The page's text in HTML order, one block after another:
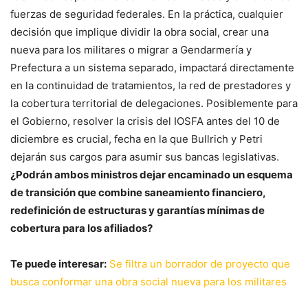
fuerzas de seguridad federales. En la práctica, cualquier
decisión que implique dividir la obra social, crear una
nueva para los militares o migrar a Gendarmería y
Prefectura a un sistema separado, impactará directamente
en la continuidad de tratamientos, la red de prestadores y
la cobertura territorial de delegaciones. Posiblemente para
el Gobierno, resolver la crisis del IOSFA antes del 10 de
diciembre es crucial, fecha en la que Bullrich y Petri
dejarán sus cargos para asumir sus bancas legislativas.
¿Podrán ambos ministros dejar encaminado un esquema
de transición que combine saneamiento financiero,
redefinición de estructuras y garantías mínimas de
cobertura para los afiliados?
Te puede interesar: Se filtra un borrador de proyecto que
busca conformar una obra social nueva para los militares